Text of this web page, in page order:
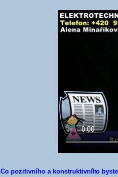
Co pozitivního a konstruktivního